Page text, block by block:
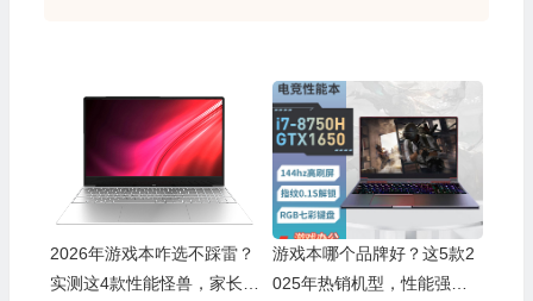
2026年游戏本咋选不踩雷？
实测这4款性能怪兽，家长看
游戏本哪个品牌好？这5款2
025年热销机型，性能强
🎁